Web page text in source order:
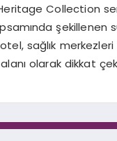
Collection
şekillenen
sağlık
olarak dikkat